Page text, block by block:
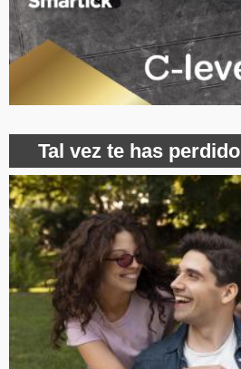
Tal vez te has perdido